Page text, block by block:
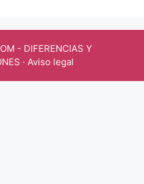
- DIFERENCIAS Y
· Aviso legal